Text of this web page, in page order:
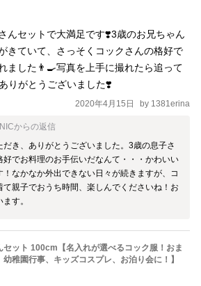
んセットで大満足です❣️3歳のお兄ちゃん
きていて、さっそくコックさんの格好で
ました👨‍🍳写真を上手に撮れたら追って
りがとうございました❣️
2020年4月15日 by 1381erina
からの返信
だき、ありがとうございました。3歳の息子さ
好でお料理のお手伝いだなんて・・・かわいい
なかなか外出できない日々が続きますが、コ
て親子でおうち時間、楽しんでくださいね！お
す。
セット 100cm【名入れが選べるコック服！おま
稚園行事、キッズコスプレ、お泊り会に！】